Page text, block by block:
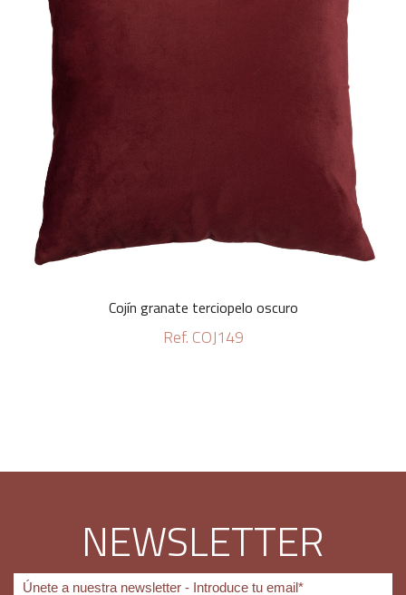
Cojín granate terciopelo oscuro
Ref. COJ149
NEWSLETTER